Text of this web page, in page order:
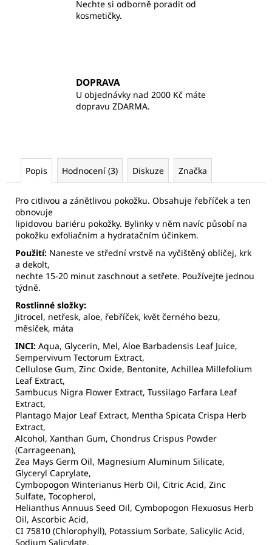
Nechte si odborně poradit od
kosmetičky.
DOPRAVA
U objednávky nad 2000 Kč máte
dopravu ZDARMA.
Popis Hodnocení (3) Diskuze Značka
Pro citlivou a zánětlivou pokožku. Obsahuje řebříček a ten
obnovuje
lipidovou bariéru pokožky. Bylinky v něm navíc působí na
pokožku exfoliačním a hydratačním účinkem.
Použití: Naneste ve střední vrstvě na vyčištěný obličej, krk
a dekolt,
nechte 15-20 minut zaschnout a setřete. Používejte jednou
týdně.
Rostlinné složky:
Jitrocel, netřesk, aloe, řebříček, květ černého bezu,
měsíček, máta
INCI: Aqua, Glycerin, Mel, Aloe Barbadensis Leaf Juice,
Sempervivum Tectorum Extract,
Cellulose Gum, Zinc Oxide, Bentonite, Achillea Millefolium
Leaf Extract,
Sambucus Nigra Flower Extract, Tussilago Farfara Leaf
Extract,
Plantago Major Leaf Extract, Mentha Spicata Crispa Herb
Extract,
Alcohol, Xanthan Gum, Chondrus Crispus Powder
(Carrageenan),
Zea Mays Germ Oil, Magnesium Aluminum Silicate,
Glyceryl Caprylate,
Cymbopogon Winterianus Herb Oil, Citric Acid, Zinc
Sulfate, Tocopherol,
Helianthus Annuus Seed Oil, Cymbopogon Flexuosus Herb
Oil, Ascorbic Acid,
CI 75810 (Chlorophyll), Potassium Sorbate, Salicylic Acid,
Sodium Salicylate,